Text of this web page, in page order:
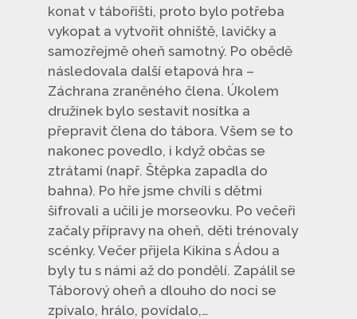
konat v tábořišti, proto bylo potřeba
vykopat a vytvořit ohniště, lavičky a
samozřejmě oheň samotný. Po obědě
následovala další etapová hra –
Záchrana zraněného člena. Úkolem
družinek bylo sestavit nosítka a
přepravit člena do tábora. Všem se to
nakonec povedlo, i když občas se
ztrátami (např. Štěpka zapadla do
bahna). Po hře jsme chvíli s dětmi
šifrovali a učili je morseovku. Po večeři
začaly přípravy na oheň, děti trénovaly
scénky. Večer přijela Kikina s Ádou a
byly tu s námi až do pondělí. Zapálil se
Táborový oheň a dlouho do noci se
zpívalo, hrálo, povídalo,…